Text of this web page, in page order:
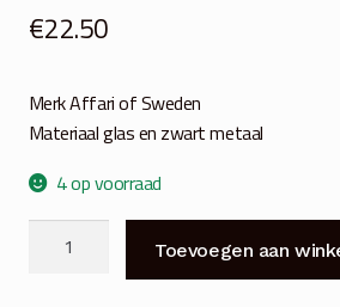
€22.50
Merk Affari of Sweden
Materiaal glas en zwart metaal
4 op voorraad
Toevoegen aan